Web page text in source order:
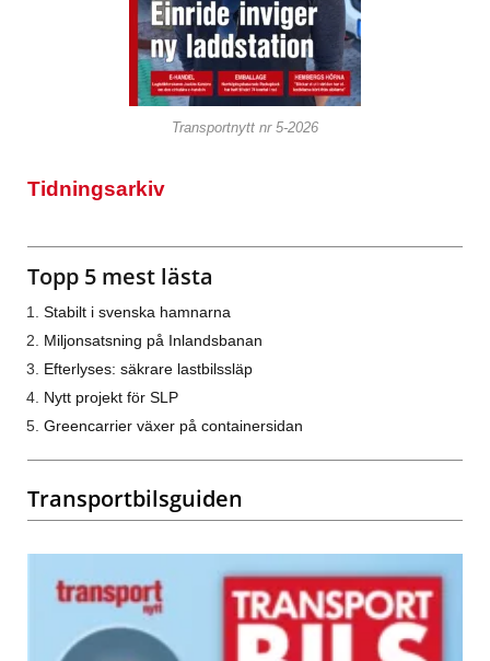
Transportnytt nr 5-2026
Tidningsarkiv
Topp 5 mest lästa
Stabilt i svenska hamnarna
Miljonsatsning på Inlandsbanan
Efterlyses: säkrare lastbilssläp
Nytt projekt för SLP
Greencarrier växer på containersidan
Transportbilsguiden